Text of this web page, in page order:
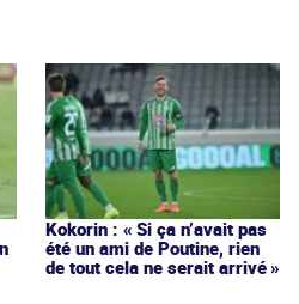
Kokorin : « Si ça n’avait pas
été un ami de Poutine, rien
de tout cela ne serait arrivé »